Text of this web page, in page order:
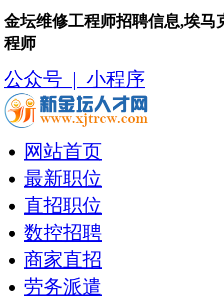
金坛维修工程师招聘信息,埃
程师
公众号 | 小程序
网站首页
最新职位
直招职位
数控招聘
商家直招
劳务派遣